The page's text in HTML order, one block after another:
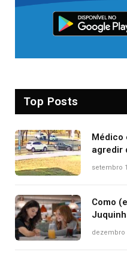
Top Posts
Médico
agredir
setembro
Como
dezembro